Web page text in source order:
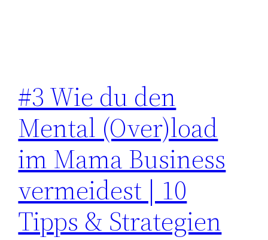
#3 Wie du den
Mental (Over)load
im Mama Business
vermeidest | 10
Tipps & Strategien